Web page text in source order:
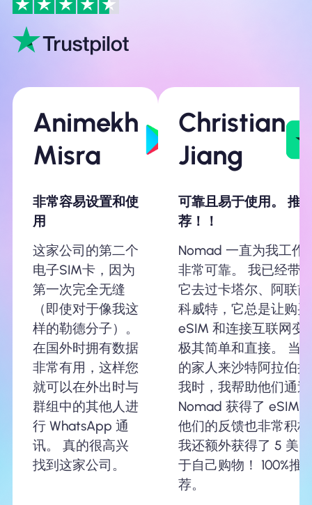
Animekh
Misra
非常容易设置和使
用
这家公司的第二个
电子SIM卡，因为
第一次完全无缝
（即使对于像我这
样的勒德分子）。
在国外时拥有数据
非常有用，这样您
就可以在外出时与
群组中的其他人进
行 WhatsApp 通
讯。 真的很高兴
找到这家公司。
Christian
Jiang
可靠且易于使用。 推
荐！！
Nomad 一直为我工作
非常可靠。 我已经带
它去过卡塔尔、阿联
科威特，它总是让购买
eSIM 和连接互联网变
极其简单和直接。 当
的家人来沙特阿拉伯
我时，我帮助他们通过
Nomad 获得了 eSIM，
他们的反馈也非常积
我还额外获得了 5 美
于自己购物！ 100%推
荐。